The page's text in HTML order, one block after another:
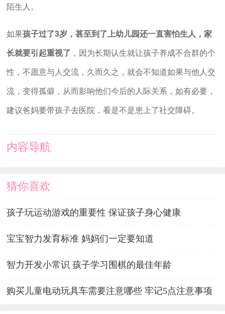
陌生人。
如果孩子过了3岁，甚至到了上幼儿园还一直害怕生人，家
长就要引起重视了 ，因为长期认生就让孩子养成不合群的个
性，不愿意与人交流，久而久之，就会不知道如果与他人交
流，变得孤僻，从而影响他们今后的人际关系，如有必要，
建议爸妈要带孩子去医院，看是不是患上了社交障碍。
内容导航
猜你喜欢
孩子玩运动游戏的重要性 保证孩子身心健康
宝宝智力发育标准 妈妈们一定要知道
智力开发小常识 孩子学习围棋的最佳年龄
购买儿童电动玩具车需要注意哪些 牢记5点注意事项